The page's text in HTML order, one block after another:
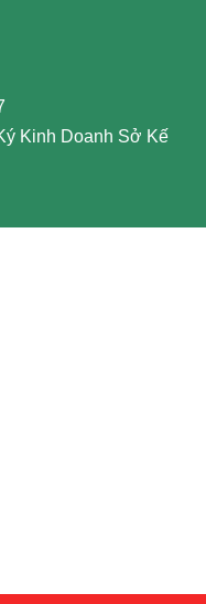
Kinh Doanh Sở Kế